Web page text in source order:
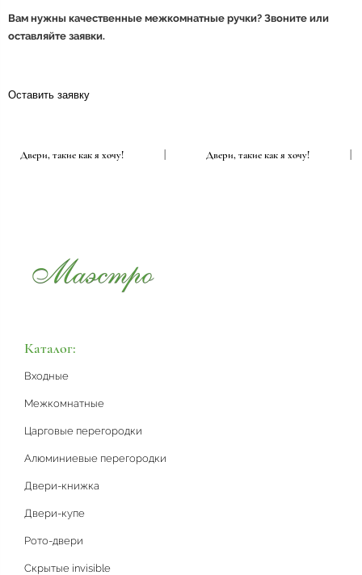
Вам нужны качественные межкомнатные ручки? Звоните или
оставляйте заявки.
Оставить заявку
Двери, такие как я хочу! Двери, такие как я хочу!
Каталог:
Входные
Межкомнатные
Царговые перегородки
Алюминиевые перегородки
Двери-книжка
Двери-купе
Рото-двери
Скрытые invisible